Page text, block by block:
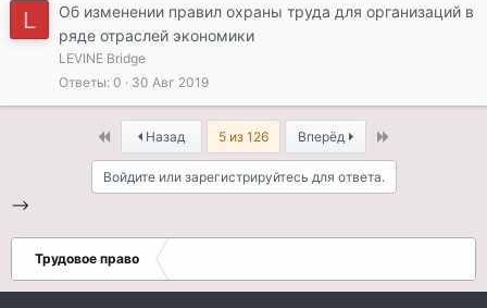
L
Об изменении правил охраны труда для организаций в
ряде отраслей экономики
LEVINE Bridge
Ответы 0 30 Авг 2019
First Назад 5 из 126 Вперёд
Войдите или зарегистрируйтесь для ответа.
-->
Трудовое право